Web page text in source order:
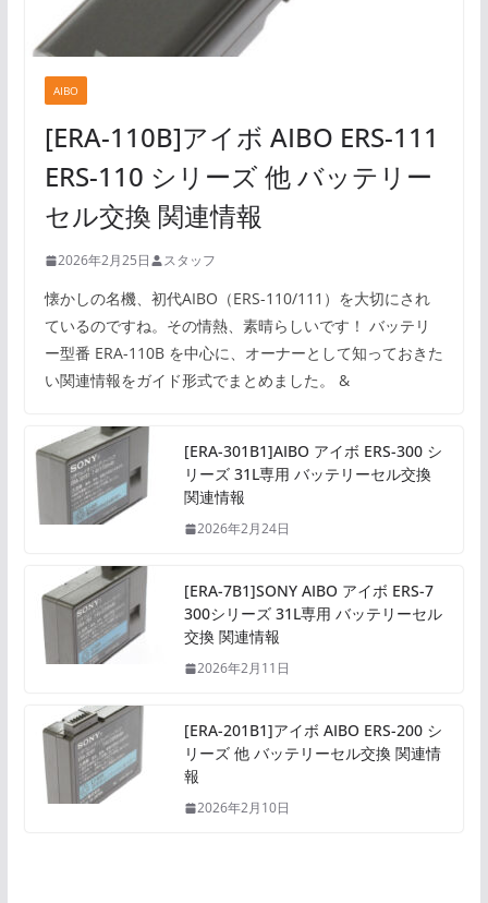
AIBO
[ERA-110B]アイボ AIBO ERS-111
ERS-110 シリーズ 他 バッテリー
セル交換 関連情報
2026年2月25日 スタッフ
懐かしの名機、初代AIBO（ERS-110/111）を大切にされ
ているのですね。その情熱、素晴らしいです！ バッテリ
ー型番 ERA-110B を中心に、オーナーとして知っておきた
い関連情報をガイド形式でまとめました。 &
[ERA-301B1]AIBO アイボ ERS-300 シ
リーズ 31L専用 バッテリーセル交換
関連情報
2026年2月24日
[ERA-7B1]SONY AIBO アイボ ERS-7
300シリーズ 31L専用 バッテリーセル
交換 関連情報
2026年2月11日
[ERA-201B1]アイボ AIBO ERS-200 シ
リーズ 他 バッテリーセル交換 関連情
報
2026年2月10日